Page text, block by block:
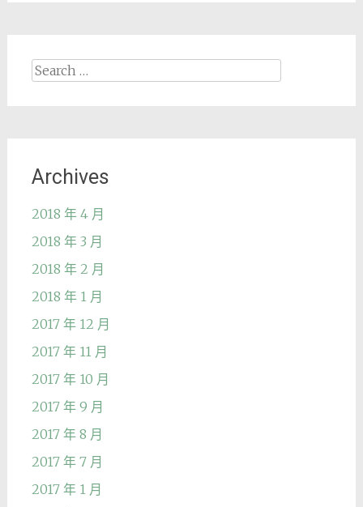
Search
for:
Archives
2018 年 4 月
2018 年 3 月
2018 年 2 月
2018 年 1 月
2017 年 12 月
2017 年 11 月
2017 年 10 月
2017 年 9 月
2017 年 8 月
2017 年 7 月
2017 年 1 月